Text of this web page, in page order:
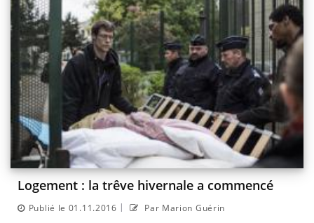
Logement : la trêve hivernale a commencé
Publié le 01.11.2016 | Par Marion Guérin